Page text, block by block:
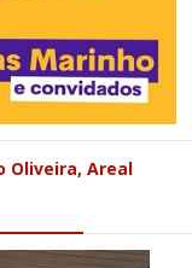
Oliveira, Areal